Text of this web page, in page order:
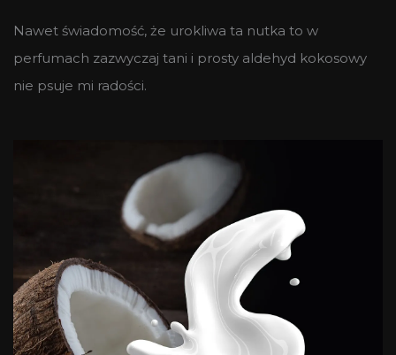
Nawet świadomość, że urokliwa ta nutka to w
perfumach zazwyczaj tani i prosty aldehyd kokosowy
nie psuje mi radości.